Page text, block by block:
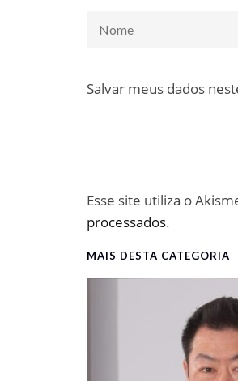
Salvar meus dados
Esse site utiliza o
processados.
MAIS DESTA CATEGORIA